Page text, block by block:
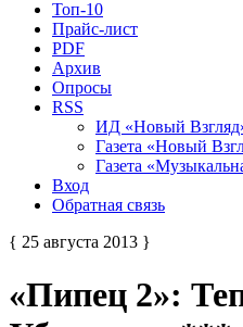
Топ-10
Прайс-лист
PDF
Архив
Опросы
RSS
ИД «Новый
Газета «Новый
Газета
Вход
Обратная связь
{ 25 августа 2013 }
«Пипец 2»: